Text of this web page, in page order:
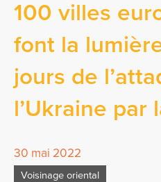
100 villes
font la
jours de
l’Ukraine par
30 mai 2022
Voisinage oriental